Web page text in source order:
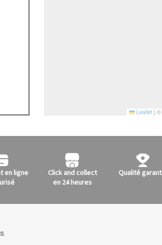
Leaflet | ©
en ligne
Click and collect
en 24 heures
Qualité